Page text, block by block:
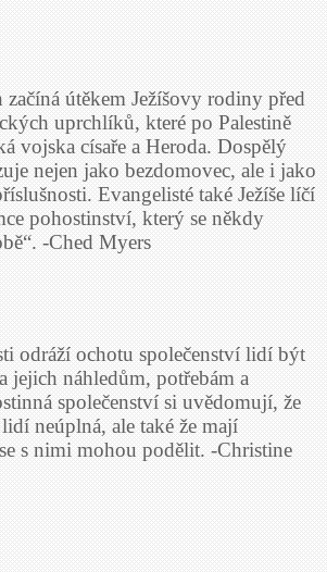
útěkem Ježíšovy rodiny před
uprchlíků, které po Palestině
vojska císaře a Heroda. Dospělý
nejen jako bezdomovec, ale i jako
Evangelisté také Ježíše líčí
pohostinství, který se někdy
-Ched Myers
odráží ochotu společenství lidí být
jejich náhledům, potřebám a
společenství si uvědomují, že
neúplná, ale také že mají
s nimi mohou podělit. -Christine